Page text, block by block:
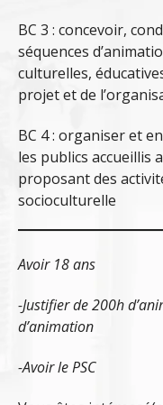
BC 3 : concevoir,
séquences
culturelles,
projet et de
BC 4 : organiser et
les publics accueillis
proposant des
socioculturelle
Avoir 18 ans
-Justifier de 200h
d’animation
-Avoir le PSC